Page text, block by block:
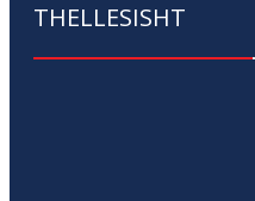
THELLESISHT